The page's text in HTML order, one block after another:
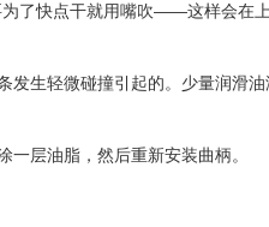
快点干就用嘴吹——这样会在上
生轻微碰撞引起的。少量润滑油
层油脂，然后重新安装曲柄。